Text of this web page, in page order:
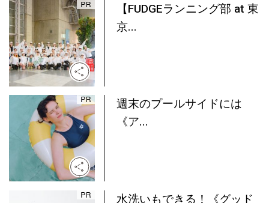
【FUDGEランニング部 at 東
京...
週末のプールサイドには
《ア...
水洗いもできる！《グッド